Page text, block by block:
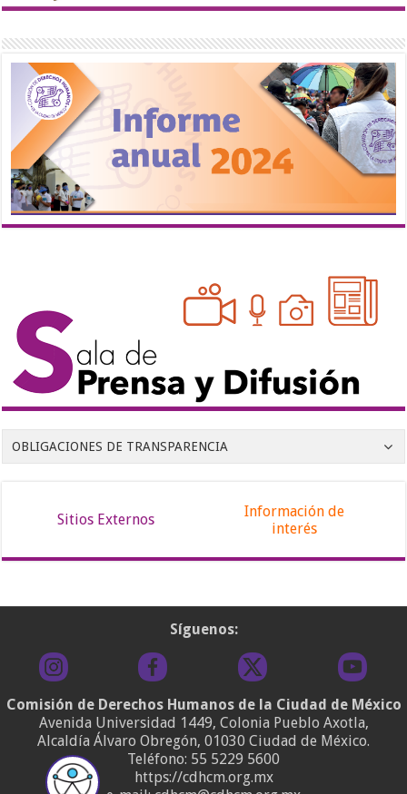
OBLIGACIONES DE TRANSPARENCIA
Sitios Externos
Información de
interés
Síguenos:
Comisión de Derechos Humanos de la Ciudad de México
Avenida Universidad 1449, Colonia Pueblo Axotla,
Alcaldía Álvaro Obregón, 01030 Ciudad de México.
Teléfono: 55 5229 5600
https://cdhcm.org.mx